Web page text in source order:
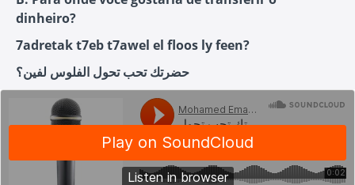
dinheiro?
7adretak t7eb t7awel el floos ly feen?
حضرتك تحب تحول الفلوس لفين؟